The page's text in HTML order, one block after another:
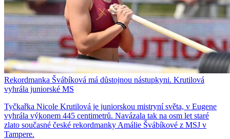
Rekordmanka Švábíková má důstojnou nástupkyni. Krutilová
vyhrála juniorské MS
Tyčkařka Nicole Krutilová je juniorskou mistryní světa, v Eugene
vyhrála výkonem 445 centimetrů. Navázala tak na osm let staré
zlato současné české rekordmanky Amálie Švábíkové z MSJ v
Tampere.